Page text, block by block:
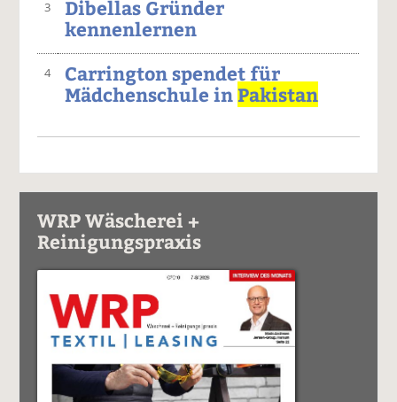
3
Dibellas Gründer
kennenlernen
4
Carrington spendet für
Mädchenschule in Pakistan
WRP Wäscherei +
Reinigungspraxis